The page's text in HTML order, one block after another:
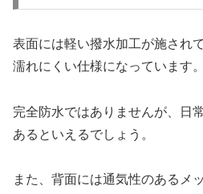
表面には軽い撥水加工が施され
濡れにくい仕様になっています。
完全防水ではありませんが、日
あるといえるでしょう。
また、背面には通気性のあるメ